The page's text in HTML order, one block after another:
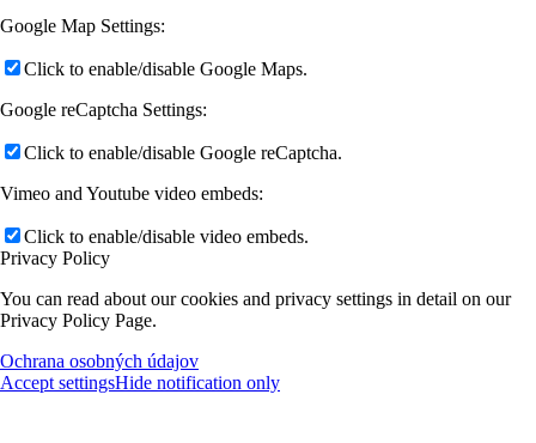
Google Map Settings:
Click to enable/disable Google Maps.
Google reCaptcha Settings:
Click to enable/disable Google reCaptcha.
Vimeo and Youtube video embeds:
Click to enable/disable video embeds.
Privacy Policy
You can read about our cookies and privacy settings in detail on our
Privacy Policy Page.
Ochrana osobných údajov
Accept settingsHide notification only